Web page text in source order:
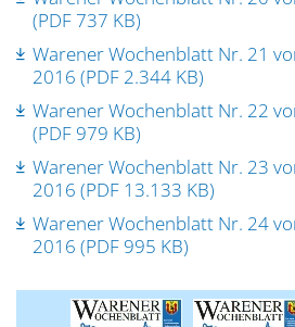
(PDF 737 KB)
Warener Wochenblatt Nr. 21
2016 (PDF 2.344 KB)
Warener Wochenblatt Nr. 22
(PDF 979 KB)
Warener Wochenblatt Nr. 23
2016 (PDF 13.133 KB)
Warener Wochenblatt Nr. 24
2016 (PDF 995 KB)